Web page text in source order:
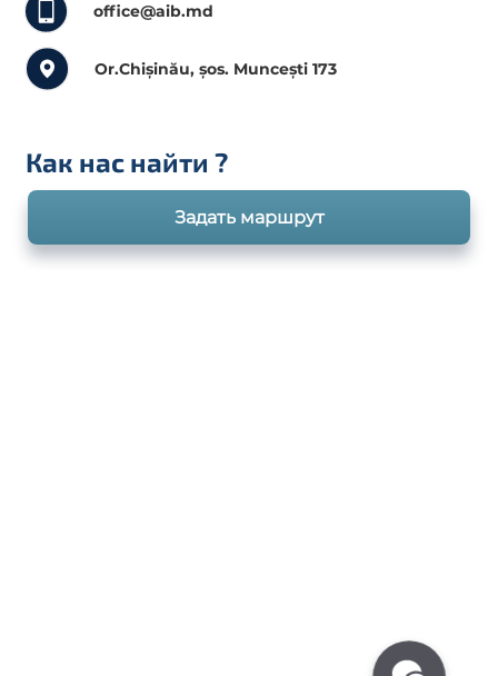
office@aib.md
Or.Chișinău, șos. Muncești 173
Как нас найти ?
Задать маршрут